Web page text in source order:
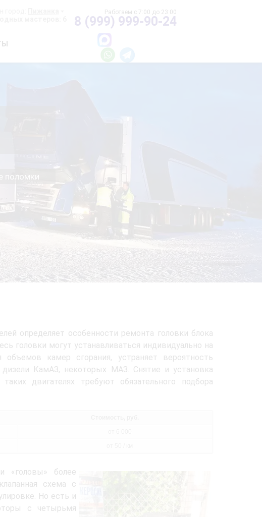
8 (999) 999-90-24
поломки
определяет особенности ремонта головки блока
головки могут устанавливаться индивидуально на
камер сгорания, устраняет вероятность
КамАЗ, некоторых МАЗ. Снятие и установка
двигателях требуют обязательного подбора
«головы» более
схема с
Но есть и
с четырьмя